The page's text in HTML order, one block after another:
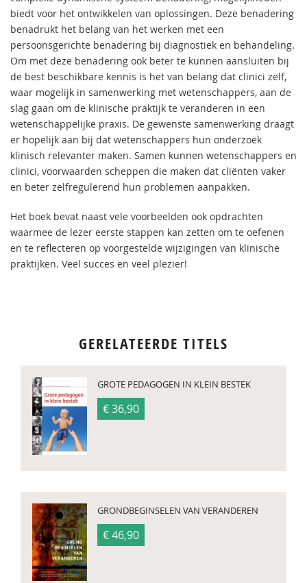
biedt voor het ontwikkelen van oplossingen. Deze benadering
benadrukt het belang van het werken met een
persoonsgerichte benadering bij diagnostiek en behandeling.
Om met deze benadering ook beter te kunnen aansluiten bij
de best beschikbare kennis is het van belang dat clinici zelf,
waar mogelijk in samenwerking met wetenschappers, aan de
slag gaan om de klinische praktijk te veranderen in een
wetenschappelijke praxis. De gewenste samenwerking draagt
er hopelijk aan bij dat wetenschappers hun onderzoek
klinisch relevanter maken. Samen kunnen wetenschappers en
clinici, voorwaarden scheppen die maken dat cliënten vaker
en beter zelfregulerend hun problemen aanpakken.
Het boek bevat naast vele voorbeelden ook opdrachten
waarmee de lezer eerste stappen kan zetten om te oefenen
en te reflecteren op voorgestelde wijzigingen van klinische
praktijken. Veel succes en veel plezier!
GERELATEERDE TITELS
GROTE PEDAGOGEN IN KLEIN BESTEK
€ 36,90
GRONDBEGINSELEN VAN VERANDEREN
€ 46,90